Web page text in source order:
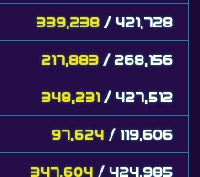
339,238 / 421,728
217,883 / 268,156
348,231 / 427,512
97,624 / 119,606
347,604 / 424,985